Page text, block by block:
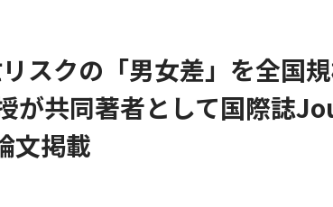
スクの「男女差」を全国
が共同著者として国際誌
文掲載